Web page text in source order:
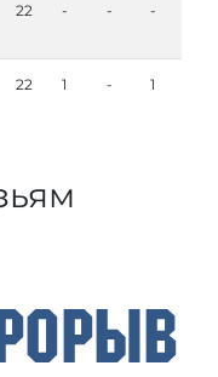
22 - - -
22 1 - 1